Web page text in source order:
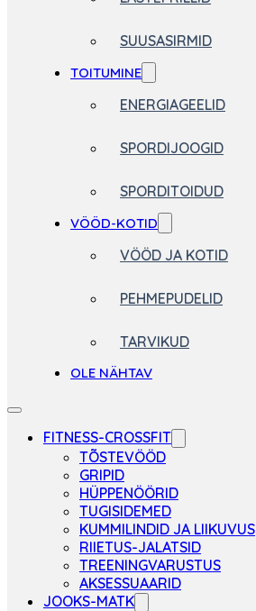
SUUSASIRMID
TOITUMINE
ENERGIAGEELID
SPORDIJOOGID
SPORDITOIDUD
VÖÖD-KOTID
VÖÖD JA KOTID
PEHMEPUDELID
TARVIKUD
OLE NÄHTAV
FITNESS-CROSSFIT
TÕSTEVÖÖD
GRIPID
HÜPPENÖÖRID
TUGISIDEMED
KUMMILINDID JA LIIKUVUS
RIIETUS-JALATSID
TREENINGVARUSTUS
AKSESSUAARID
JOOKS-MATK